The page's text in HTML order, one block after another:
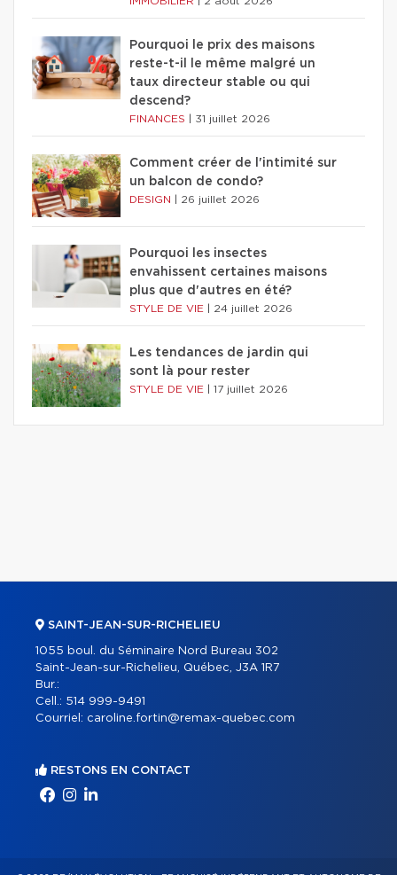
Pourquoi le prix des maisons
reste-t-il le même malgré un
taux directeur stable ou qui
descend?
FINANCES 31 juillet 2026
Comment créer de l'intimité sur
un balcon de condo?
DESIGN 26 juillet 2026
Pourquoi les insectes
envahissent certaines maisons
plus que d'autres en été?
STYLE DE VIE 24 juillet 2026
Les tendances de jardin qui
sont là pour rester
STYLE DE VIE 17 juillet 2026
SAINT-JEAN-SUR-RICHELIEU
1055 boul. du Séminaire Nord Bureau 302
Saint-Jean-sur-Richelieu, Québec, J3A 1R7
Bur.:
Cell.: 514 999-9491
Courriel: caroline.fortin@remax-quebec.com
RESTONS EN CONTACT